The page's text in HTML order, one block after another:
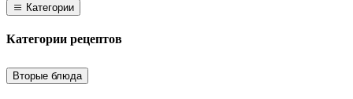
Категории
Категории рецептов
Вторые блюда